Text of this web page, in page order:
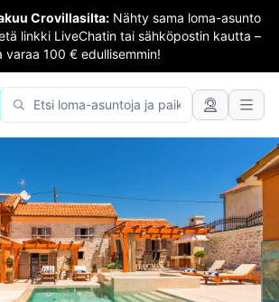
Crovillasilta: Nähty sama loma-asunto
linkki LiveChatin tai sähköpostin kautta –
varaa 100 € edullisemmin!